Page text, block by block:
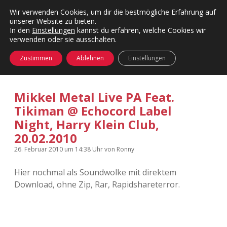
Kategorien
Menü
24 Hours Chilling
Die Wende
Doku
KFMW-Disco
kfmw.stuff
Kopfkinomusik
KFMW-Disco
Dates
Instagrams
Contact
Adventskalender
Adventskalender 2010
facebook
instagram
rsssoundcloud
vimeoBluesky
öffnen
Mikkel Metal Live PA Feat.
Tikiman @ Echocord Label
Night, Harry Klein Club,
20.02.2010
26. Februar 2010 um 14:38 Uhrvon Ronny
Hier nochmal als Soundwolke mit direktem
Download, ohne Zip, Rar, Rapidshareterror.
Wir verwenden Cookies, um dir die bestmögliche Erfahrung auf
unserer Website zu bieten.
In den Einstellungen kannst du erfahren, welche Cookies wir
verwenden oder sie ausschalten.
Zustimmen Ablehnen Einstellungen